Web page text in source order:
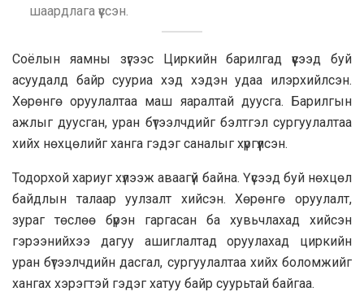
шаардлага үүссэн.
Соёлын яамны зүгээс Циркийн барилгад үүсээд буй
асуудалд байр сууриа хэд хэдэн удаа илэрхийлсэн.
Хөрөнгө оруулалтаа маш яаралтай дуусга. Барилгын
ажлыг дуусган, уран бүтээлчдийг бэлтгэл сургуулалтаа
хийх нөхцөлийг ханга гэдэг саналыг хүргүүлсэн.
Тодорхой хариуг хүлээж аваагүй байна. Үүсээд буй нөхцөл
байдлын талаар уулзалт хийсэн. Хөрөнгө оруулалт,
зураг төслөө бүрэн гаргасан ба хувьчлахад хийсэн
гэрээнийхээ дагуу ашиглалтад оруулахад циркийн
уран бүтээлчдийн дасгал, сургуулалтаа хийх боломжийг
хангах хэрэгтэй гэдэг хатуу байр суурьтай байгаа.